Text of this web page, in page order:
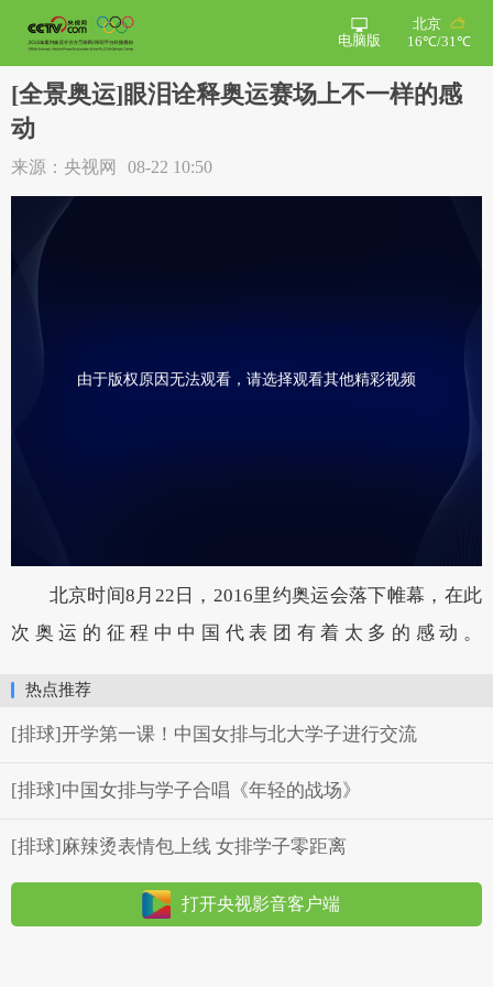
北京
16℃/31℃
电脑版
[全景奥运]眼泪诠释奥运赛场上不一样的感
动
来源：央视网 08-22 10:50
由于版权原因无法观看，请选择观看其他精彩视频
北京时间8月22日，2016里约奥运会落下帷幕，在此
次奥运的征程中中国代表团有着太多的感动。
热点推荐
[排球]开学第一课！中国女排与北大学子进行交流
[排球]中国女排与学子合唱《年轻的战场》
[排球]麻辣烫表情包上线 女排学子零距离
打开央视影音客户端